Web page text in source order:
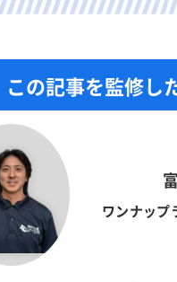
この記事を監修し
ワンナップ